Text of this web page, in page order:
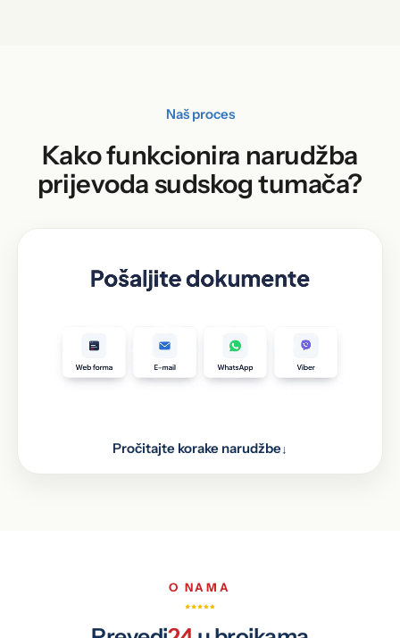
Naš proces
Kako funkcionira narudžba
prijevoda sudskog tumača?
Pročitajte korake narudžbe↓
Prijevod je spremanO NAMA